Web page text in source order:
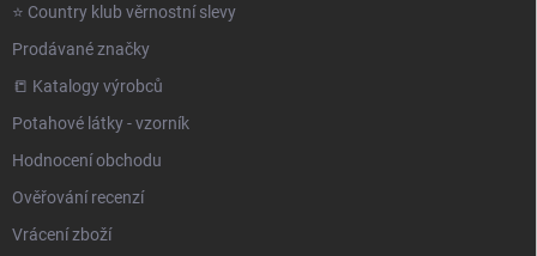
⭐️ Country klub věrnostní slevy
Prodávané značky
📒 Katalogy výrobců
Potahové látky - vzorník
Hodnocení obchodu
Ověřování recenzí
Vrácení zboží